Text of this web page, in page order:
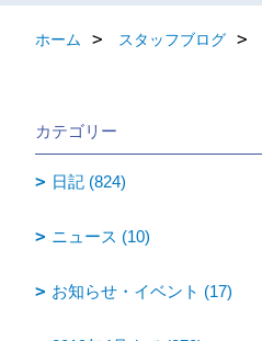
ホーム スタッフブログ
カテゴリー
日記 (824)
ニュース (10)
お知らせ・イベント (17)